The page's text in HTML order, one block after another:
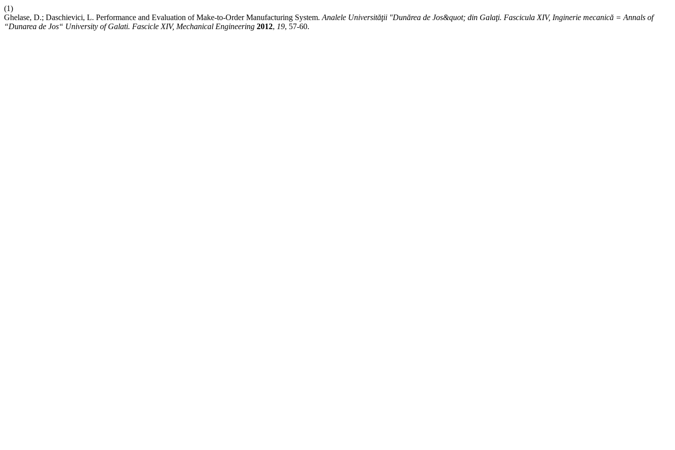
(1)
Ghelase, D.; Daschievici, L. Performance and Evaluation of Make-to-Order Manufacturing System. Analele Universităţii "Dunărea de Jos&quot; din Galaţi. Fascicula XIV, Inginerie mecanică = Annals of
“Dunarea de Jos“ University of Galati. Fascicle XIV, Mechanical Engineering 2012, 19, 57-60.